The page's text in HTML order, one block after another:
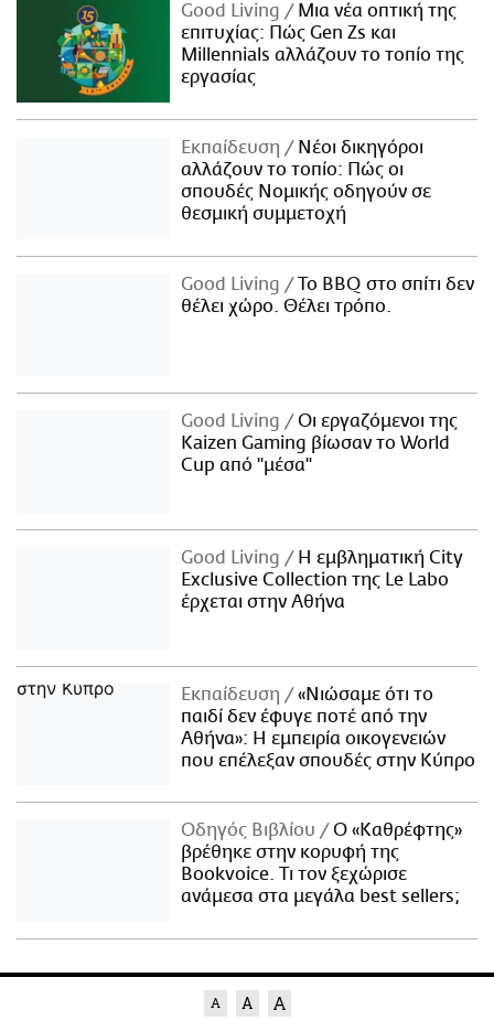
Good Living
Μια νέα οπτική της
επιτυχίας: Πώς Gen Zs και
Millennials αλλάζουν το τοπίο της
εργασίας
Εκπαίδευση
Νέοι δικηγόροι
αλλάζουν το τοπίο: Πώς οι
σπουδές Νομικής οδηγούν σε
θεσμική συμμετοχή
Good Living
Το BBQ στο σπίτι δεν
θέλει χώρο. Θέλει τρόπο.
Good Living
Οι εργαζόμενοι της
Kaizen Gaming βίωσαν το World
Cup από "μέσα"
Good Living
Η εμβληματική City
Exclusive Collection της Le Labo
έρχεται στην Αθήνα
Εκπαίδευση
«Νιώσαμε ότι το
παιδί δεν έφυγε ποτέ από την
Αθήνα»: Η εμπειρία οικογενειών
που επέλεξαν σπουδές στην Κύπρο
Οδηγός Βιβλίου
Ο «Καθρέφτης»
βρέθηκε στην κορυφή της
Bookvoice. Τι τον ξεχώρισε
ανάμεσα στα μεγάλα best sellers;